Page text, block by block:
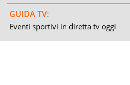
GUIDA TV:
Eventi sportivi in diretta tv oggi